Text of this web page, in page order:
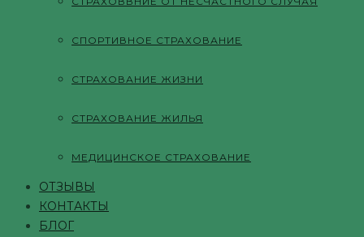
СПОРТИВНОЕ СТРАХОВАНИЕ
СТРАХОВАНИЕ ЖИЗНИ
СТРАХОВАНИЕ ЖИЛЬЯ
МЕДИЦИНСКОЕ СТРАХОВАНИЕ
ОТЗЫВЫ
КОНТАКТЫ
БЛОГ